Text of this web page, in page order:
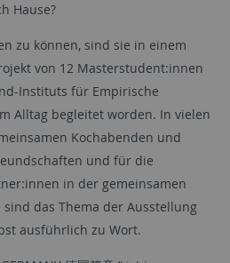
Hause?
zu können, sind sie in einem
von 12 Masterstudent:innen
Instituts für Empirische
Alltag begleitet worden. In vielen
Kochabenden und
und für die
in der gemeinsamen
das Thema der Ausstellung
ausführlich zu Wort.